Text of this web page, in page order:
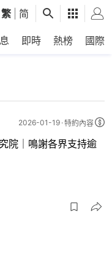
繁 简
即時 熱榜 國際
2026-01-19 特約內容
院｜鳴謝各界支持逾